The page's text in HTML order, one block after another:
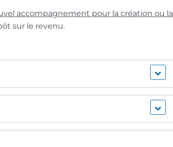
accompagnement pour la création ou la
sur le revenu.